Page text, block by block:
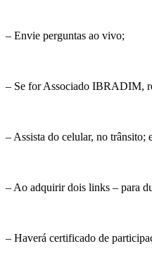
– Envie perguntas ao vivo;
– Se for Associado IBRADIM,
– Assista do celular, no trânsito;
– Ao adquirir dois links – para
– Haverá certificado de